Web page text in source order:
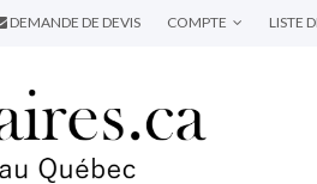
DEMANDE DE DEVIS COMPTE LISTE